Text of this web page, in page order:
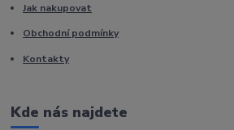
Jak nakupovat
Obchodní podmínky
Kontakty
Kde nás najdete